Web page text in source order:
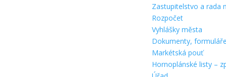
Zastupitelstvo a rada
Rozpočet
Vyhlášky města
Dokumenty, formuláře
Markétská pouť
Hornoplánské listy –